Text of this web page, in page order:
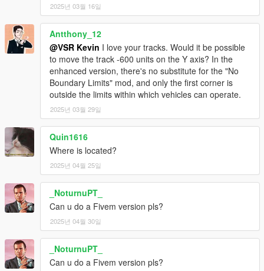
2025년 03월 16일
Antthony_12
@VSR Kevin I love your tracks. Would it be possible
to move the track -600 units on the Y axis? In the
enhanced version, there's no substitute for the "No
Boundary Limits" mod, and only the first corner is
outside the limits within which vehicles can operate.
2025년 03월 29일
Quin1616
Where is located?
2025년 04월 25일
_NoturnuPT_
Can u do a Fivem version pls?
2025년 04월 30일
_NoturnuPT_
Can u do a Fivem version pls?